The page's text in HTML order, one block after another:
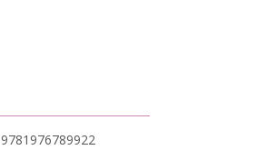
9781976789922